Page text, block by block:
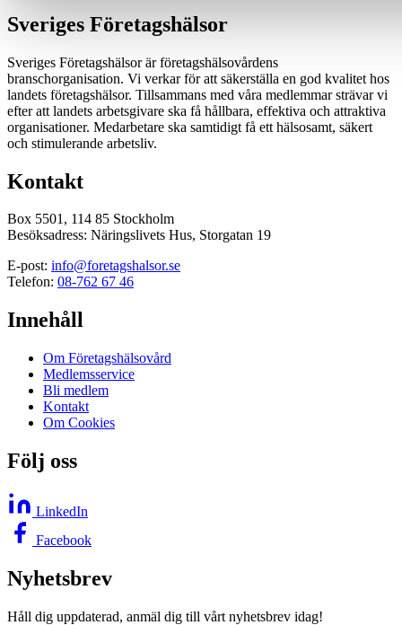
Sveriges Företagshälsor
Sveriges Företagshälsor är företagshälsovårdens
branschorganisation. Vi verkar för att säkerställa en god kvalitet hos
landets företagshälsor. Tillsammans med våra medlemmar strävar vi
efter att landets arbetsgivare ska få hållbara, effektiva och attraktiva
organisationer. Medarbetare ska samtidigt få ett hälsosamt, säkert
och stimulerande arbetsliv.
Kontakt
Box 5501, 114 85 Stockholm
Besöksadress: Näringslivets Hus, Storgatan 19
E-post: info@foretagshalsor.se
Telefon: 08-762 67 46
Innehåll
Om Företagshälsovård
Medlemsservice
Bli medlem
Kontakt
Om Cookies
Följ oss
LinkedIn
Facebook
Nyhetsbrev
Håll dig uppdaterad, anmäl dig till vårt nyhetsbrev idag!